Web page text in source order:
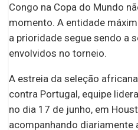
Congo na Copa do Mundo
momento. A entidade
a prioridade segue sendo a
envolvidos no torneio.
A estreia da seleção
contra Portugal, equipe
no dia 17 de junho, em
acompanhando diariamente